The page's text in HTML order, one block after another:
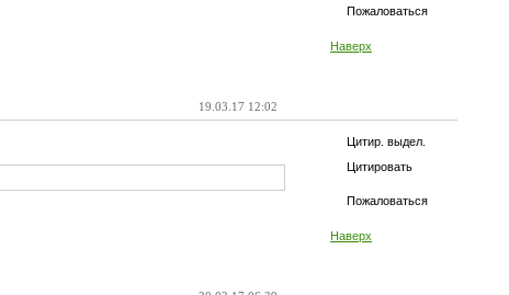
Пожаловаться
Наверх
19.03.17 12:02
Цитир. выдел.
Цитировать
Пожаловаться
Наверх